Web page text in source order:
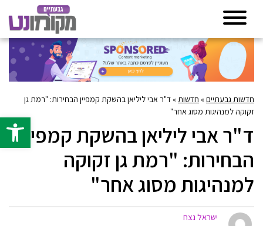
פתח
חדשות גבעתיים» חדשות » ד"ר אבי ליליאן בהשקת קמפיין הבחירות: "רמת גן
זקוקה למנהיגות מסוג אחר"
ד"ר אבי ליליאן בהשקת קמפיין
הבחירות: "רמת גן זקוקה
למנהיגות מסוג אחר"
ישראל נצח